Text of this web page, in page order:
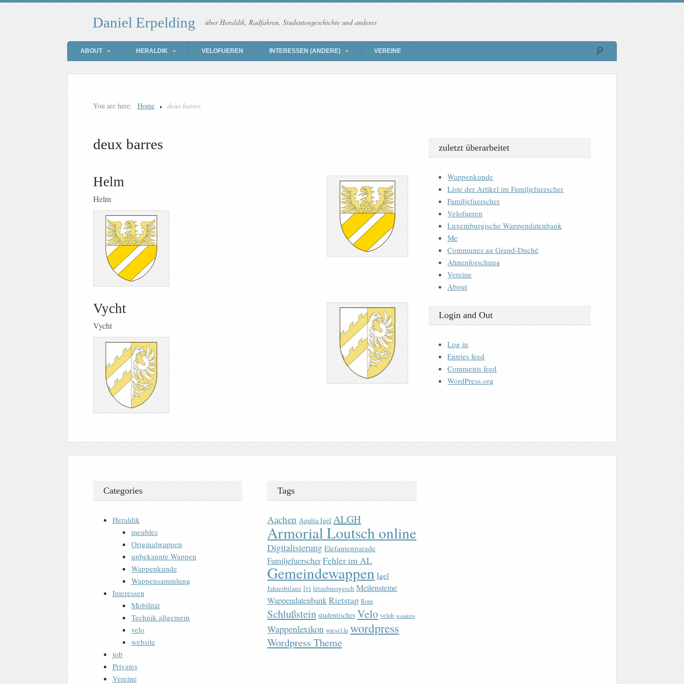
Daniel Erpelding über Heraldik, Radfahren, Studentengeschichte und anderes
ABOUT HERALDIK VELOFUEREN INTERESSEN (ANDERE) VEREINE
You are here: Home deux barres
deux barres
Helm
Helm
Vycht
Vycht
zuletzt überarbeitet
Wappenkunde
Liste der Artikel im Familjefuerscher
Familjefuerscher
Velofueren
Luxemburgische Wappendatenbank
Me
Communes au Grand-Duché
Ahnenforschung
Vereine
About
Login and Out
Log in
Entries feed
Comments feed
WordPress.org
Categories
Heraldik
meubles
Originalwappen
unbekannte Wappen
Wappenkunde
Wappensammlung
Interessen
Mobilität
Technik allgemein
velo
website
job
Privates
Vereine
Tags
Aachen Agulia Igel ALGH
Armorial Loutsch online
Digitalisierung Elefantenparade
FamiljefuerscherFehler im AL
Gemeindewappen Igel
Jahresbilanz lvi lëtzebuergesch Meilensteine
WappendatenbankRietstap Rom
Schlußstein studentisches Velo veloh wandern
Wappenlexikon wiesel.lu wordpress
Wordpress Theme